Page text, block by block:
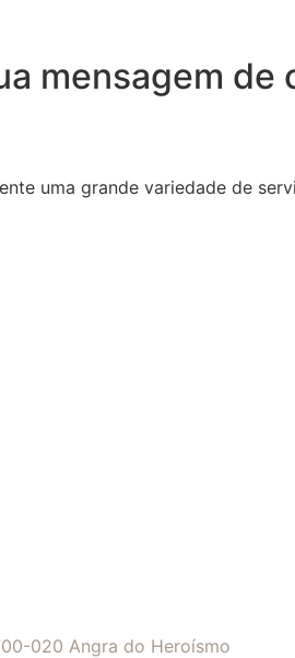
mensagem de
uma grande variedade de
020 Angra do Heroísmo